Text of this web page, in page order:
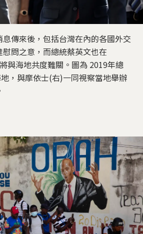
傳來後，包括台灣在內的各國外交
問之意，而總統蔡英文也在
與海地共度難關。圖為 2019年總
，與摩依士(右)一同視察當地舉辦